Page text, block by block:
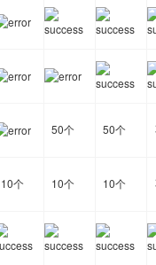
50个 50个
10个 10个 10个